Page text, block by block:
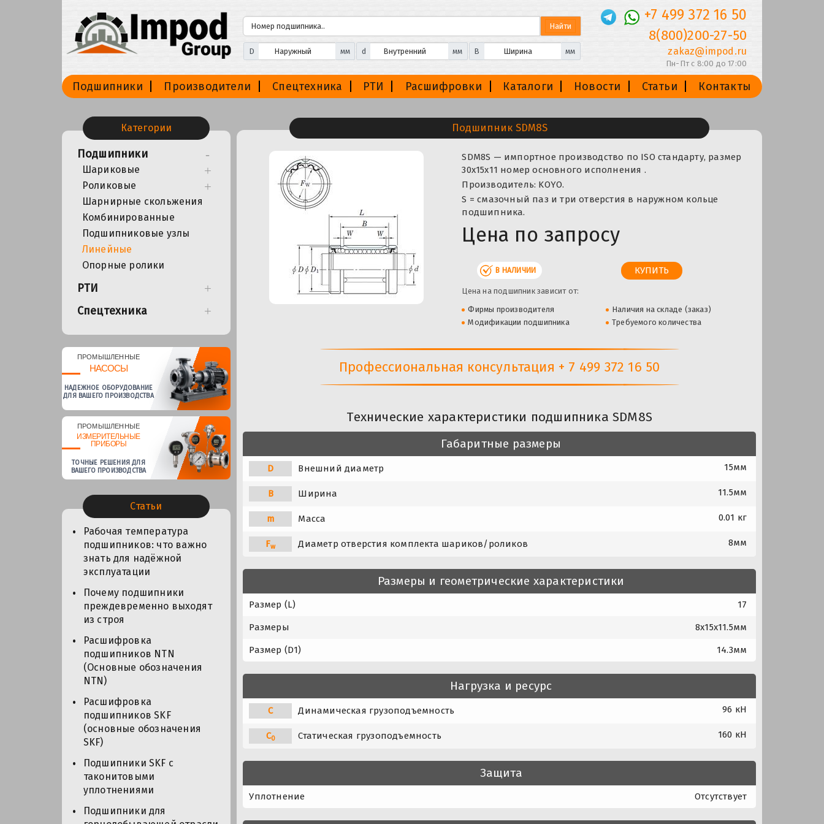
D мм d мм B мм
+7 499 372 16 50
8(800)200-27-50
zakaz@impod.ru
Пн-Пт с 8:00 до 17:00
Подшипники Производители Спецтехника РТИ Расшифровки Каталоги Новости Статьи Контакты
Категории
Подшипники
Шариковые
Роликовые
Шарнирные скольжения
Комбинированные
Подшипниковые узлы
Линейные
Опорные ролики
РТИ
Спецтехника
ПРОМЫШЛЕННЫЕ
НАСОСЫ
НАДЕЖНОЕ ОБОРУДОВАНИЕ
ДЛЯ ВАШЕГО ПРОИЗВОДСТВА
ПРОМЫШЛЕННЫЕ
ИЗМЕРИТЕЛЬНЫЕ
ПРИБОРЫ
ТОЧНЫЕ РЕШЕНИЯ ДЛЯ
ВАШЕГО ПРОИЗВОДСТВА
Статьи
Рабочая температура
подшипников: что важно
знать для надёжной
эксплуатации
Почему подшипники
преждевременно выходят
из строя
Расшифровка
подшипников NTN
(Основные обозначения
NTN)
Расшифровка
подшипников SKF
(основные обозначения
SKF)
Подшипники SKF с
таконитовыми
уплотнениями
Подшипники для
Подшипник SDM8S
SDM8S — импортное производство по ISO стандарту, размер
30x15x11 номер основного исполнения .
Производитель: KOYO.
S = смазочный паз и три отверстия в наружном кольце
подшипника.
Цена по запросу
В НАЛИЧИИ
Цена на подшипник зависит от:
Фирмы производителя
Наличия на складе (заказ)
Модификации подшипника
Требуемого количества
Профессиональная консультация + 7 499 372 16 50
Технические характеристики подшипника SDM8S
Габаритные размеры
D Внешний диаметр 15мм
B Ширина 11.5мм
m Масса 0.01 кг
Fw Диаметр отверстия комплекта шариков/роликов 8мм
Размеры и геометрические характеристики
Размер (L) 17
Размеры 8x15x11.5мм
Размер (D1) 14.3мм
Нагрузка и ресурс
C Динамическая грузоподъемность 96 кН
C0 Статическая грузоподъемность 160 кН
Защита
Уплотнение Отсутствует